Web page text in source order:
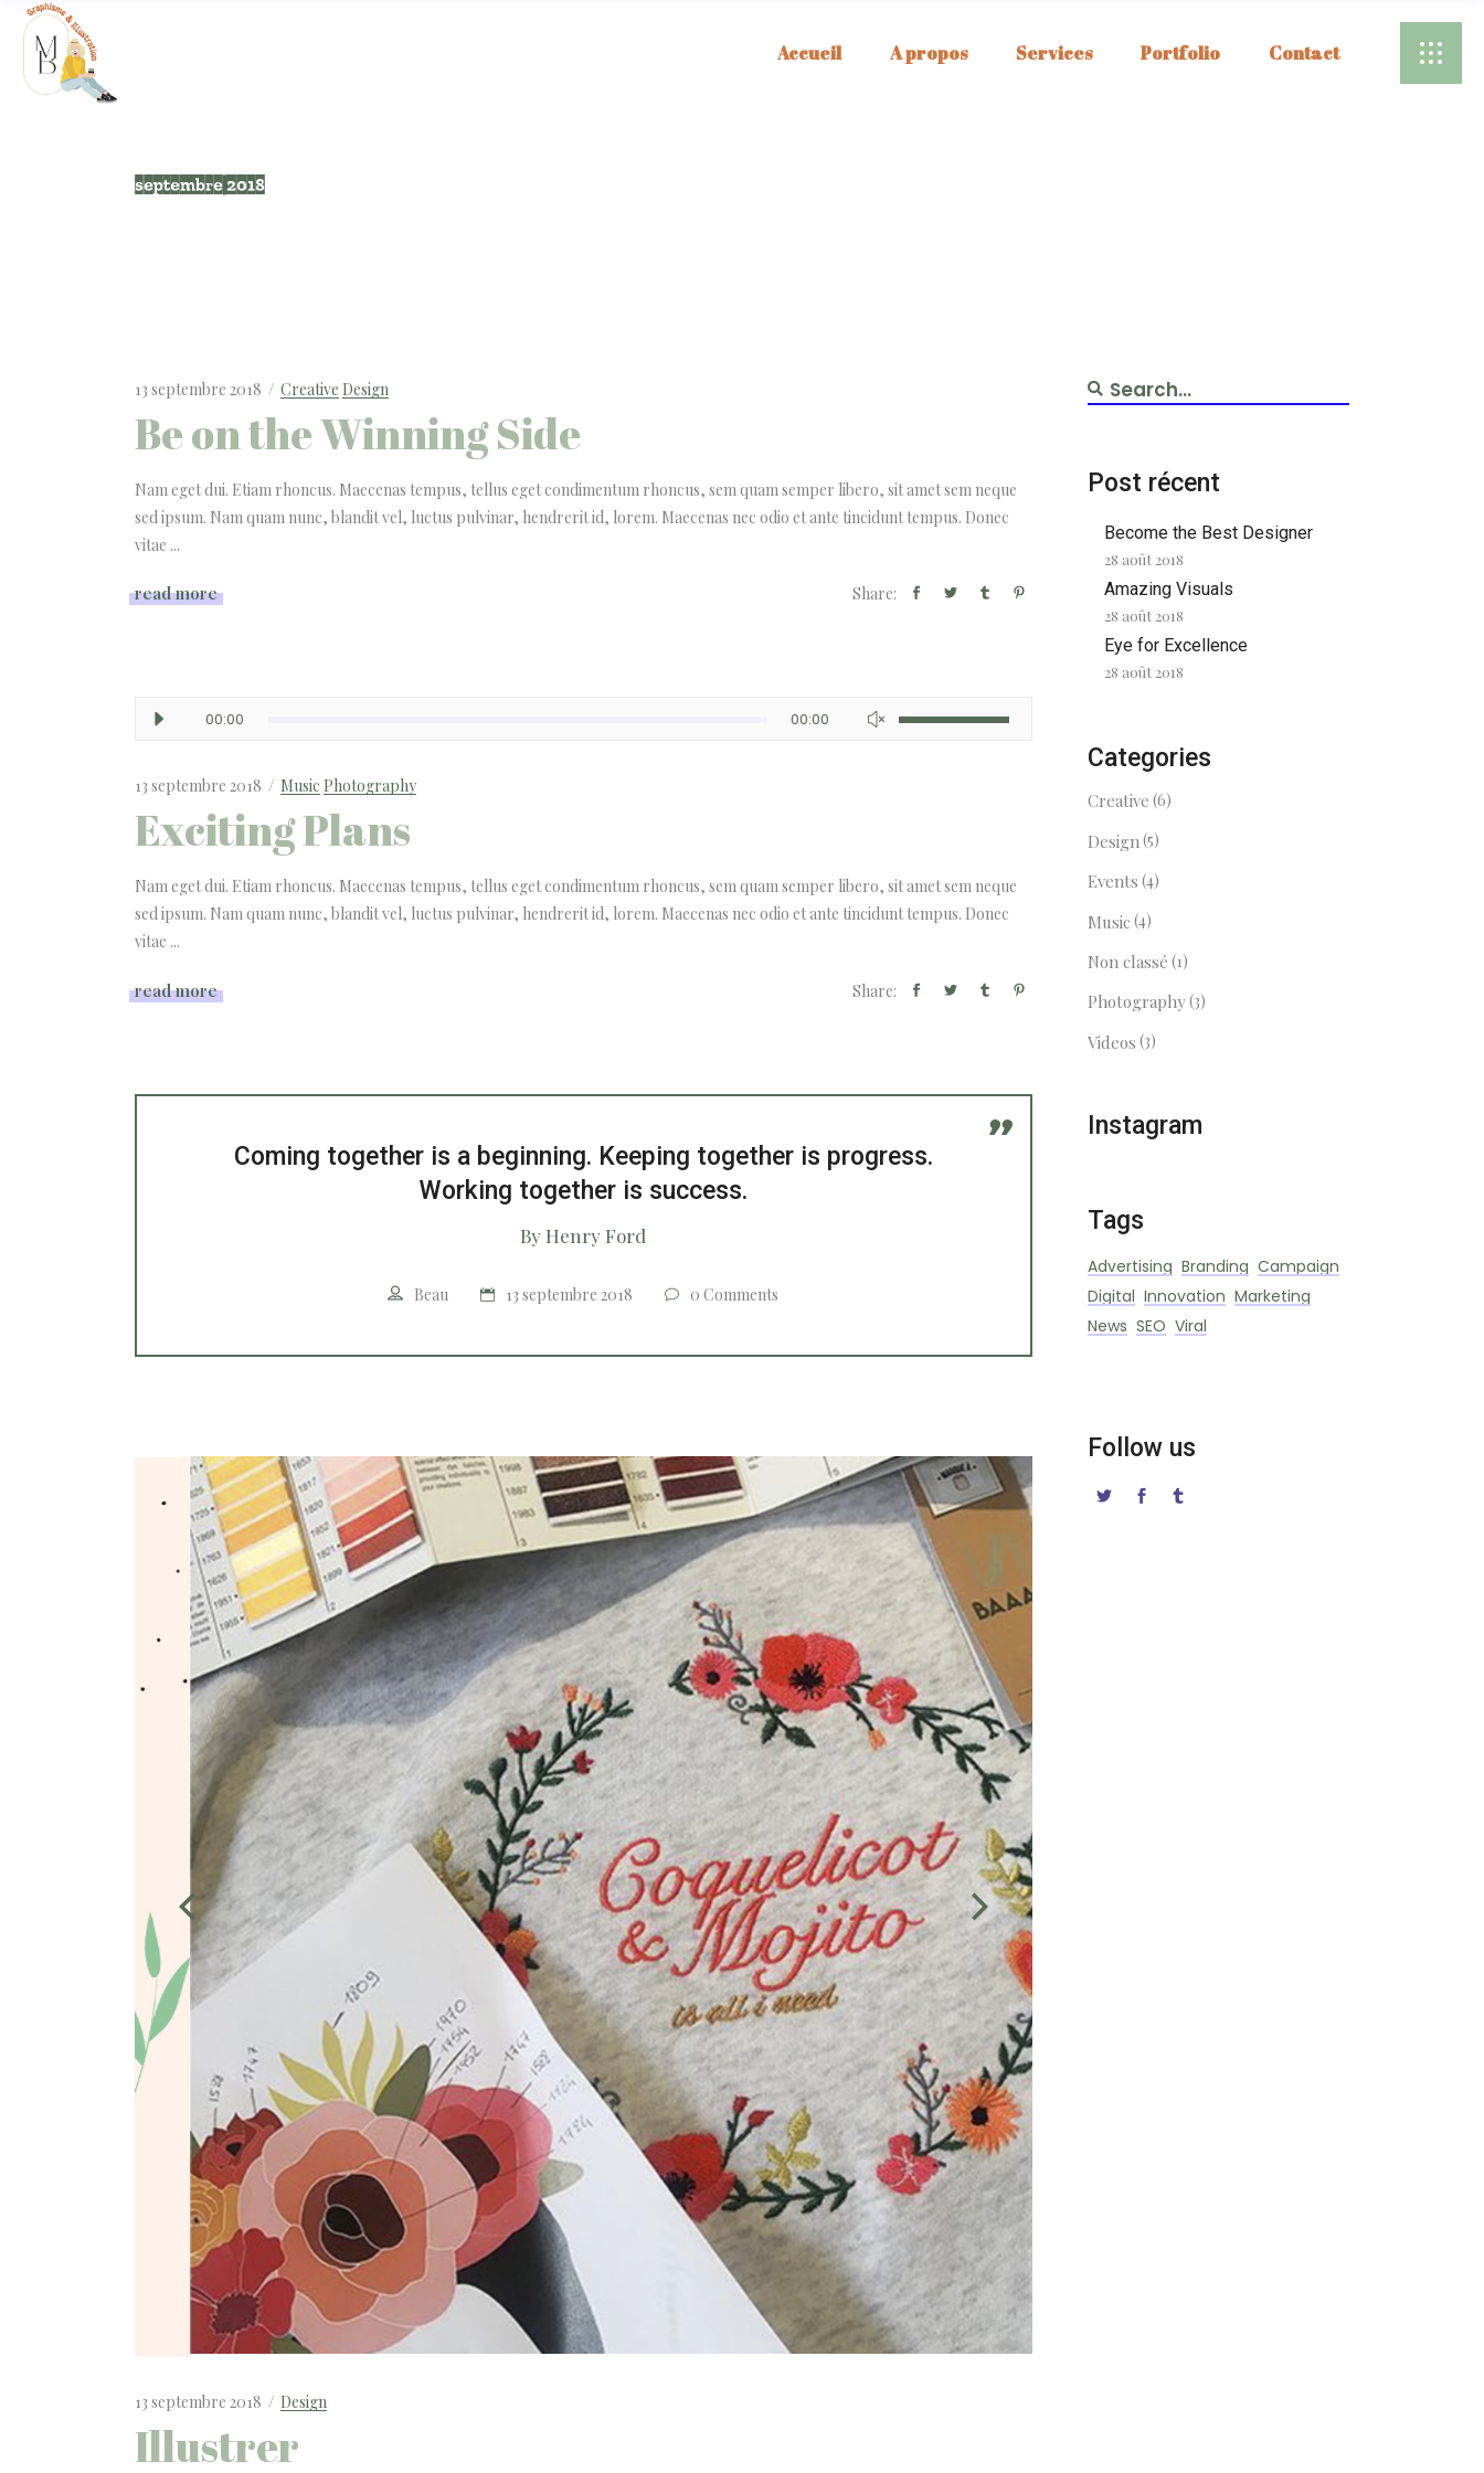
Accueil A propos Services Portfolio Contact
septembre 2018
13 septembre 2018 Creative Design
Be on the Winning Side
Nam eget dui. Etiam rhoncus. Maecenas tempus, tellus eget condimentum rhoncus, sem quam semper libero, sit amet sem neque
sed ipsum. Nam quam nunc, blandit vel, luctus pulvinar, hendrerit id, lorem. Maecenas nec odio et ante tincidunt tempus. Donec
vitae
read more Share:
Lecteur
00:00 00:00
ou
diminuer
13 septembre 2018 Music Photography
Exciting Plans
Nam eget dui. Etiam rhoncus. Maecenas tempus, tellus eget condimentum rhoncus, sem quam semper libero, sit amet sem neque
sed ipsum. Nam quam nunc, blandit vel, luctus pulvinar, hendrerit id, lorem. Maecenas nec odio et ante tincidunt tempus. Donec
vitae
read more Share:
Coming together is a beginning. Keeping together is progress.
Working together is success.
By Henry Ford
Beau 13 septembre 2018 0 Comments
13 septembre 2018 Design
Illustrer
Post récent
Become the Best Designer
28 août 2018
Amazing Visuals
28 août 2018
Eye for Excellence
28 août 2018
Categories
Creative (6)
Design (5)
Events (4)
Music (4)
Non classé (1)
Photography(3)
Videos (3)
Instagram
Tags
Advertising Branding Campaign
Digital Innovation Marketing
News SEO Viral
Follow us